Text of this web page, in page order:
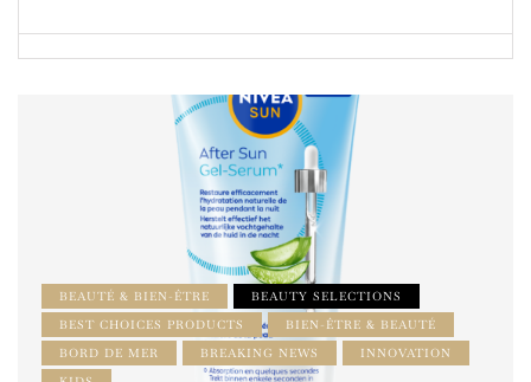
BEAUTÉ & BIEN-ÊTRE
BEAUTY SELECTIONS
BEST CHOICES PRODUCTS
BIEN-ÊTRE & BEAUTÉ
BORD DE MER
BREAKING NEWS
INNOVATION